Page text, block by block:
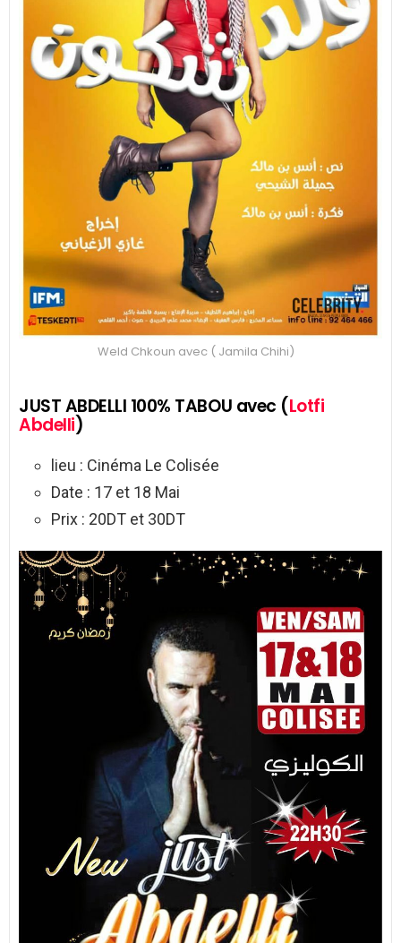
Weld Chkoun avec ( Jamila Chihi)
JUST ABDELLI 100% TABOU avec (Lotfi
Abdelli)
lieu : Cinéma Le Colisée
Date : 17 et 18 Mai
Prix : 20DT et 30DT